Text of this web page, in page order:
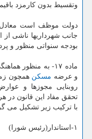
وتقسیط بدون كارمزد
جانب شهرداریها ناشی از
بودجه سنواتی منظور و
ماده ۱۷- به منظور
و عرضه مسكن همچون
روبنایی مجوزها و
تحقق مفاد این قانون در
با تركیب زیر تشكیل می
۱-استاندار(رئیس شورا)